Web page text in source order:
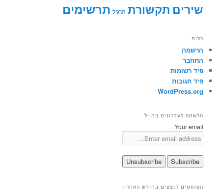
שירים תקשורת תרגיל תרשימים
כלים
הרשמה
התחבר
פיד רשומות
פיד תגובות
WordPress.org
הרשמה לעדכונים במייל
Your email:
הפוסטים הנצפים בחודש האחרון